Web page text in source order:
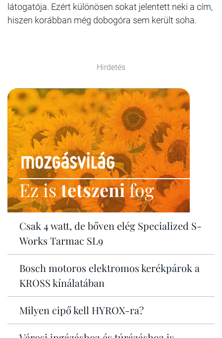
látogatója. Ezért különösen sokat jelentett neki a cím,
hiszen korábban még dobogóra sem került soha.
Hirdetés
Ez istetszenifog
Csak 4 watt, de bőven elég Specialized S-
Works Tarmac SL9
Bosch motoros elektromos kerékpárok a
KROSS kínálatában
Milyen cipő kell HYROX-ra?